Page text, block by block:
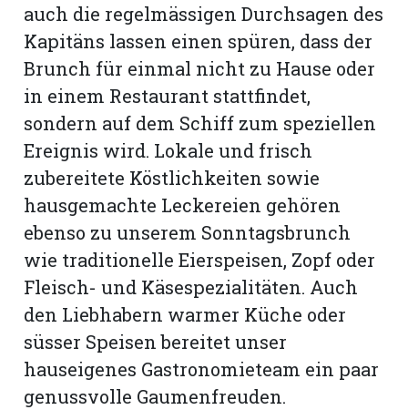
auch die regelmässigen Durchsagen des
Kapitäns lassen einen spüren, dass der
Brunch für einmal nicht zu Hause oder
in einem Restaurant stattfindet,
sondern auf dem Schiff zum speziellen
Ereignis wird. Lokale und frisch
zubereitete Köstlichkeiten sowie
hausgemachte Leckereien gehören
ebenso zu unserem Sonntagsbrunch
wie traditionelle Eierspeisen, Zopf oder
Fleisch- und Käsespezialitäten. Auch
den Liebhabern warmer Küche oder
süsser Speisen bereitet unser
hauseigenes Gastronomieteam ein paar
genussvolle Gaumenfreuden.